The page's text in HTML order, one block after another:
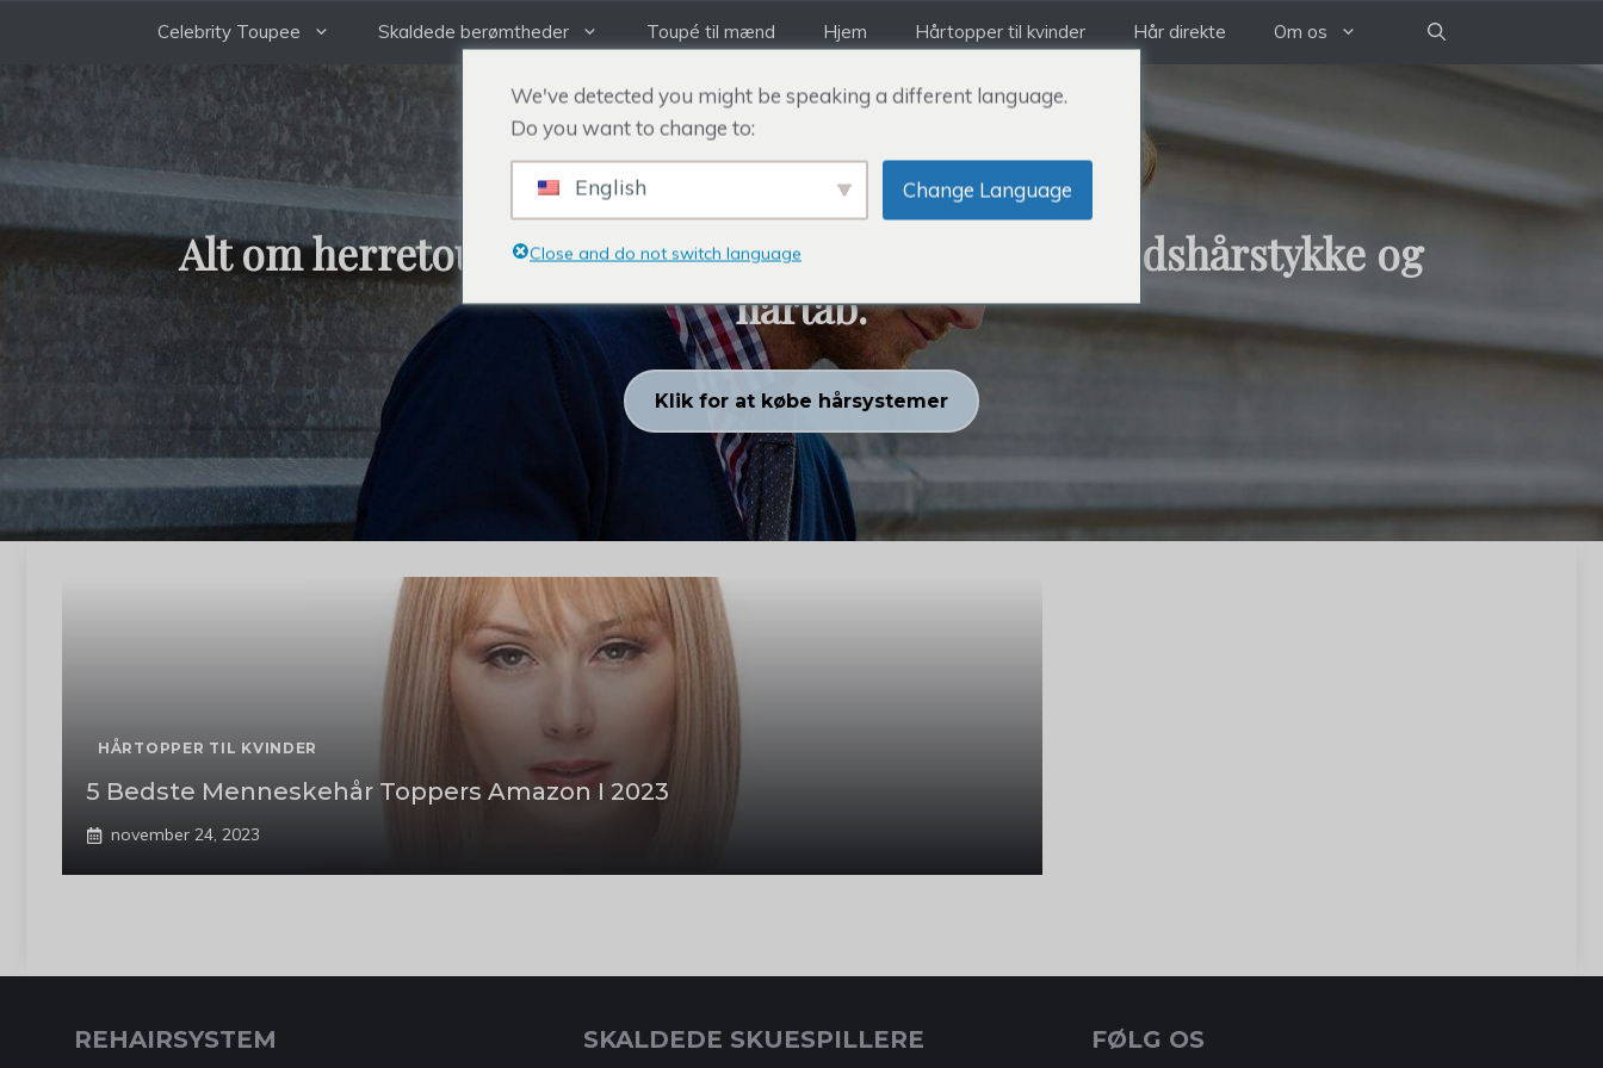
indhold
Celebrity Toupee Skaldede berømtheder Toupé til mænd Hjem Hårtopper til kvinder Hår direkte Om os
REHAIR SYSTEM
Alt om herretoupé, hårtopper til kvinder, berømthedshårstykke og
hårtab.
Klik for at købe hårsystemer
HÅRTOPPER TIL KVINDER
5 Bedste Menneskehår Toppers Amazon I 2023
november 24, 2023
REHAIRSYSTEM SKALDEDE SKUESPILLERE FØLG OS
We've detected you might be speaking a different language.
Do you want to change to:
English Change Language
Close and do not switch language